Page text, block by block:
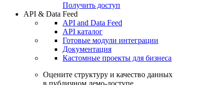
Получить доступ
API & Data Feed
API and Data Feed
API каталог
Готовые модули интеграции
Документация
Кастомные проекты для бизнеса
Оцените структуру и качество данных
в публичном демо-доступе